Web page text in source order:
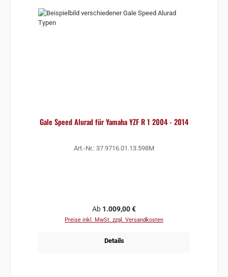
Gale Speed Alurad für Yamaha YZF R 1 2004 - 2014
Art.-Nr.: 37.9716.01.13.598M
Regulärer Preis:
Ab 1.009,00 €
Preise inkl. MwSt. zzgl. Versandkosten
Details